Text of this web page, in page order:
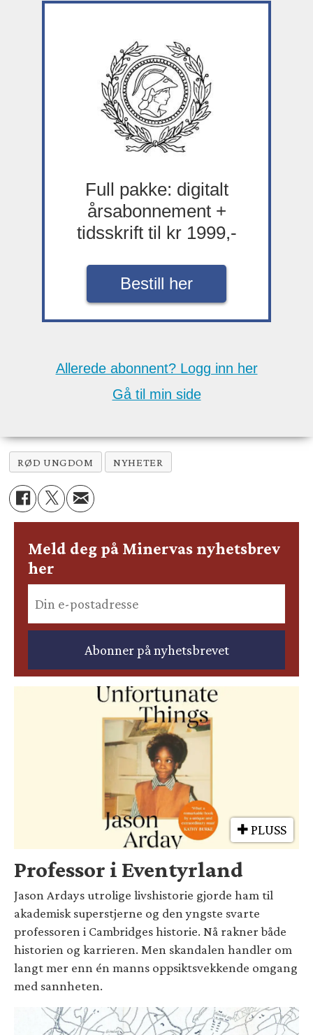
Full pakke: digitalt
årsabonnement +
tidsskrift til kr 1999,-
Bestill her
Allerede abonnent? Logg inn her
Gå til min side
RØD UNGDOM NYHETER
Meld deg på Minervas nyhetsbrev
her
PLUSS
Professor i Eventyrland
Jason Ardays utrolige livshistorie gjorde ham til
akademisk superstjerne og den yngste svarte
professoren i Cambridges historie. Nå rakner både
historien og karrieren. Men skandalen handler om
langt mer enn én manns oppsiktsvekkende omgang
med sannheten.